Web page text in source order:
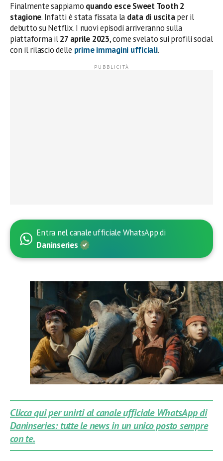
Finalmente sappiamo quando esce Sweet Tooth 2
stagione. Infatti è stata fissata la data di uscitaper il
debutto su Netflix. I nuovi episodi arriveranno sulla
piattaforma il27 aprile 2023, come svelato sui profili social
con il rilascio delle prime immagini ufficiali.
Entra nel canale ufficiale WhatsApp di
Daninseries
Clicca qui per unirti al canale ufficiale WhatsApp di
Daninseries: tutte le news in un unico posto sempre
con te.